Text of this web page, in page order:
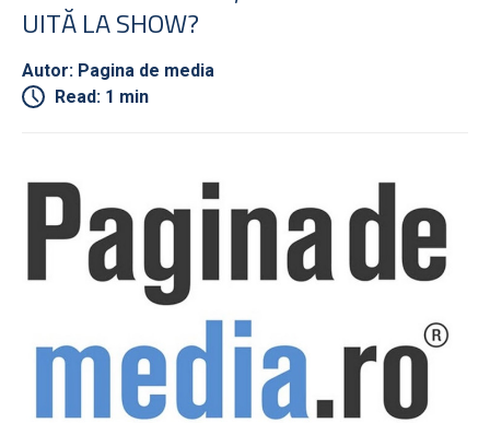
UITĂ LA SHOW?
Autor: Pagina de media
Read: 1 min